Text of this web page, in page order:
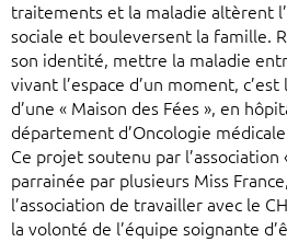
traitements et la maladie altèrent
sociale et bouleversent la famille.
son identité, mettre la maladie
vivant l’espace d’un moment,
d’une « Maison des Fées », en
département d’Oncologie
Ce projet soutenu par l’association
parrainée par plusieurs Miss
l’association de travailler avec le
la volonté de l’équipe soignante